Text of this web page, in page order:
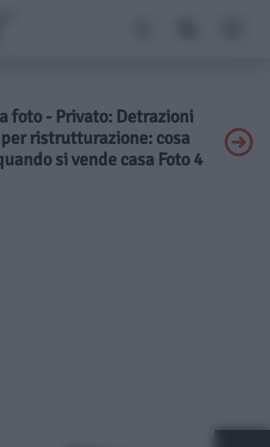
foto - Privato: Detrazioni
ristrutturazione: cosa
si vende casa Foto 4